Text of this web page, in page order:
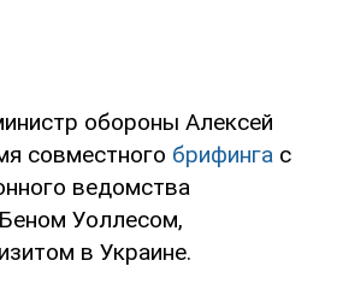
обороны Алексей
совместного брифинга с
ведомства
Уоллесом,
в Украине.